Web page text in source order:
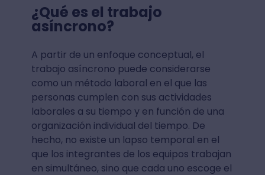
¿Qué es el trabajo
asíncrono?
A partir de un enfoque conceptual, el
trabajo asíncrono puede considerarse
como un método laboral en el que las
personas cumplen con sus actividades
laborales a su tiempo y en función de una
organización individual del tiempo. De
hecho, no existe un lapso temporal en el
que los integrantes de los equipos trabajan
en simultáneo, sino que cada uno escoge el